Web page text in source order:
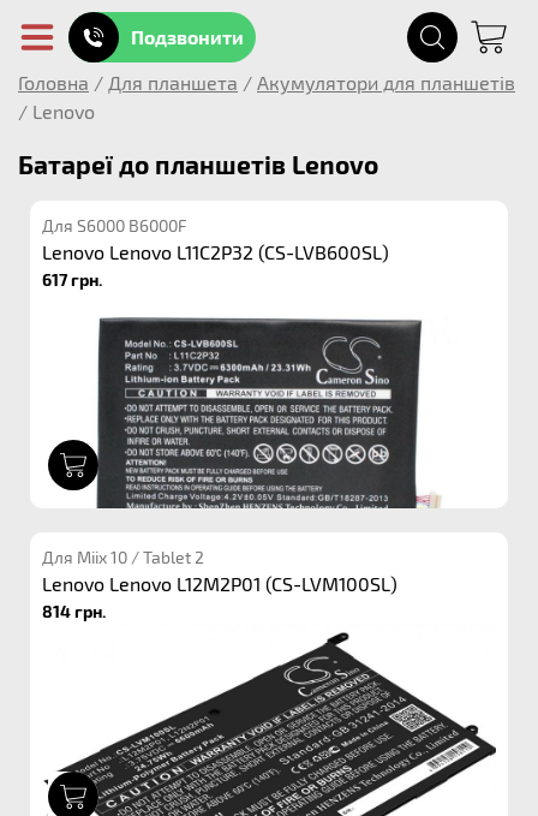
Подзвонити
Головна / Для планшета / Акумулятори для планшетів
/ Lenovo
Батареї до планшетів Lenovo
Для S6000 B6000F
Lenovo Lenovo L11C2P32 (CS-LVB600SL)
617 грн.
Для Miix 10 / Tablet 2
Lenovo Lenovo L12M2P01 (CS-LVM100SL)
814 грн.